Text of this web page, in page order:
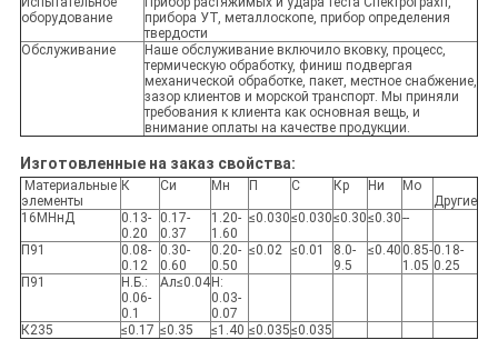
оборудование
прибора УТ, металлоскопе, прибор определения
твердости
Обслуживание
Наше обслуживание включило вковку, процесс,
термическую обработку, финиш подвергая
механической обработке, пакет, местное снабжение,
зазор клиентов и морской транспорт. Мы приняли
требования к клиента как основная вещь, и
внимание оплаты на качестве продукции.
Изготовленные на заказ свойства:
Материальные
элементы
К Си Мн П С Кр Ни
Мо
Другие
16МНнД
0.13-
0.20
0.17-
0.37
1.20-
1.60
≤0.030≤0.030≤0.30≤0.30--
П91
0.08-
0.12
0.30-
0.60
0.20-
0.50
≤0.02 ≤0.01
8.0-
9.5
≤0.40 0.85-
1.05
0.18-
0.25
П91
Н.Б.:
0.06-
0.1
Ал≤0.04 Н:
0.03-
0.07
К235
≤0.17 ≤0.35 ≤1.40 ≤0.035≤0.035